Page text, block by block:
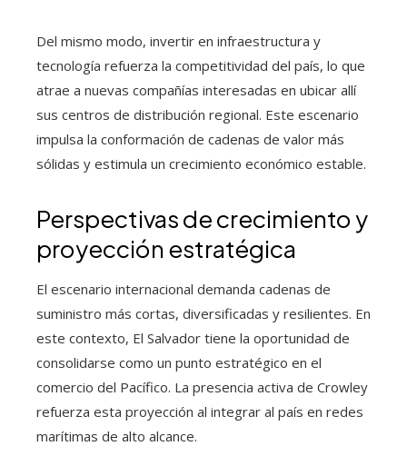
Del mismo modo, invertir en infraestructura y
tecnología refuerza la competitividad del país, lo que
atrae a nuevas compañías interesadas en ubicar allí
sus centros de distribución regional. Este escenario
impulsa la conformación de cadenas de valor más
sólidas y estimula un crecimiento económico estable.
Perspectivas de crecimiento y
proyección estratégica
El escenario internacional demanda cadenas de
suministro más cortas, diversificadas y resilientes. En
este contexto, El Salvador tiene la oportunidad de
consolidarse como un punto estratégico en el
comercio del Pacífico. La presencia activa de Crowley
refuerza esta proyección al integrar al país en redes
marítimas de alto alcance.